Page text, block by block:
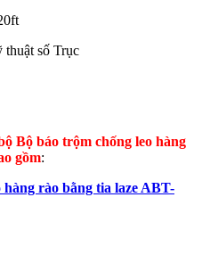
thuật số Trục
Bộ báo trộm chống leo hàng
gồm:
rào bằng tia laze ABT-